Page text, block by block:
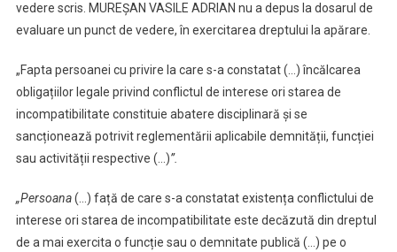
vedere scris. MUREȘAN VASILE ADRIAN nu a depus la dosarul de
evaluare un punct de vedere, în exercitarea dreptului la apărare.
„Fapta persoanei cu privire la care s-a constatat (…) încălcarea
obligațiilor legale privind conflictul de interese ori starea de
incompatibilitate constituie abatere disciplinară și se
sancționează potrivit reglementării aplicabile demnității, funcției
sau activității respective (…)”.
„Persoana(…) față de care s-a constatat existența conflictului de
interese ori starea de incompatibilitate este decăzută din dreptul
de a mai exercita o funcție sau o demnitate publică (…) pe o